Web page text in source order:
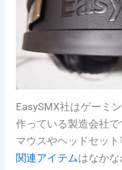
EasySMX社はゲーミ
作っている製造会社
マウスやヘッドセッ
関連アイテムはなかな